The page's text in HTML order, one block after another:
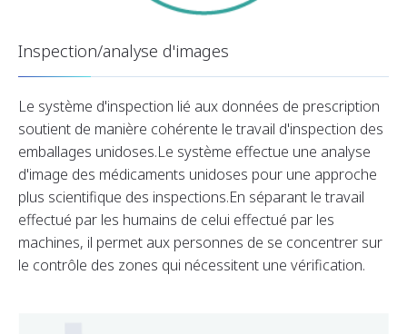
Inspection/analyse d'images
Le système d'inspection lié aux données de prescription
soutient de manière cohérente le travail d'inspection des
emballages unidoses.Le système effectue une analyse
d'image des médicaments unidoses pour une approche
plus scientifique des inspections.En séparant le travail
effectué par les humains de celui effectué par les
machines, il permet aux personnes de se concentrer sur
le contrôle des zones qui nécessitent une vérification.